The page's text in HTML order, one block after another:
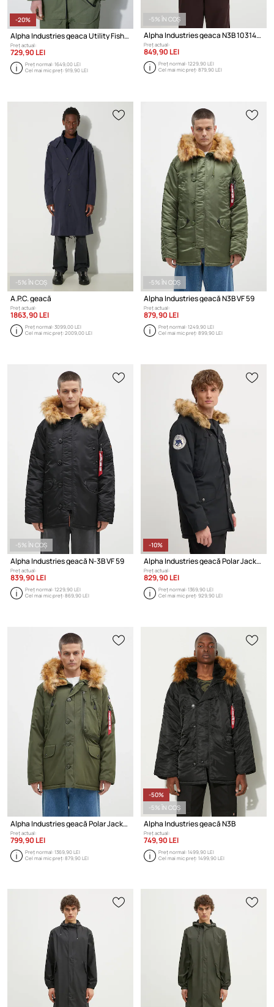
-20%
Alpha Industries geaca Utility Fishtail UV
Preț actual:
729,90 LEI
Preț normal:1649,00 LEI
Cel mai mic preț:919,90 LEI
-5% ÎN COȘ
Alpha Industries geaca N3B 103141 07
Preț actual:
849,90 LEI
Preț normal:1229,90 LEI
Cel mai mic preț:879,90 LEI
-5% ÎN COȘ
A.P.C. geacă
Preț actual:
1863,90 LEI
Preț normal:3099,00 LEI
Cel mai mic preț:2009,00 LEI
-5% ÎN COȘ
Alpha Industries geacă N3B VF 59
Preț actual:
879,90 LEI
Preț normal:1249,90 LEI
Cel mai mic preț:899,90 LEI
-5% ÎN COȘ
Alpha Industries geacă N-3B VF 59
Preț actual:
839,90 LEI
Preț normal:1229,90 LEI
Cel mai mic preț:869,90 LEI
-10%
Alpha Industries geacă Polar Jacket
Preț actual:
829,90 LEI
Preț normal:1369,90 LEI
Cel mai mic preț:929,90 LEI
Alpha Industries geacă Polar Jacket
Preț actual:
799,90 LEI
Preț normal:1369,90 LEI
Cel mai mic preț:879,90 LEI
-50%
-5% ÎN COȘ
Alpha Industries geacă N3B
Preț actual:
749,90 LEI
Preț normal:1499,90 LEI
Cel mai mic preț:1499,90 LEI